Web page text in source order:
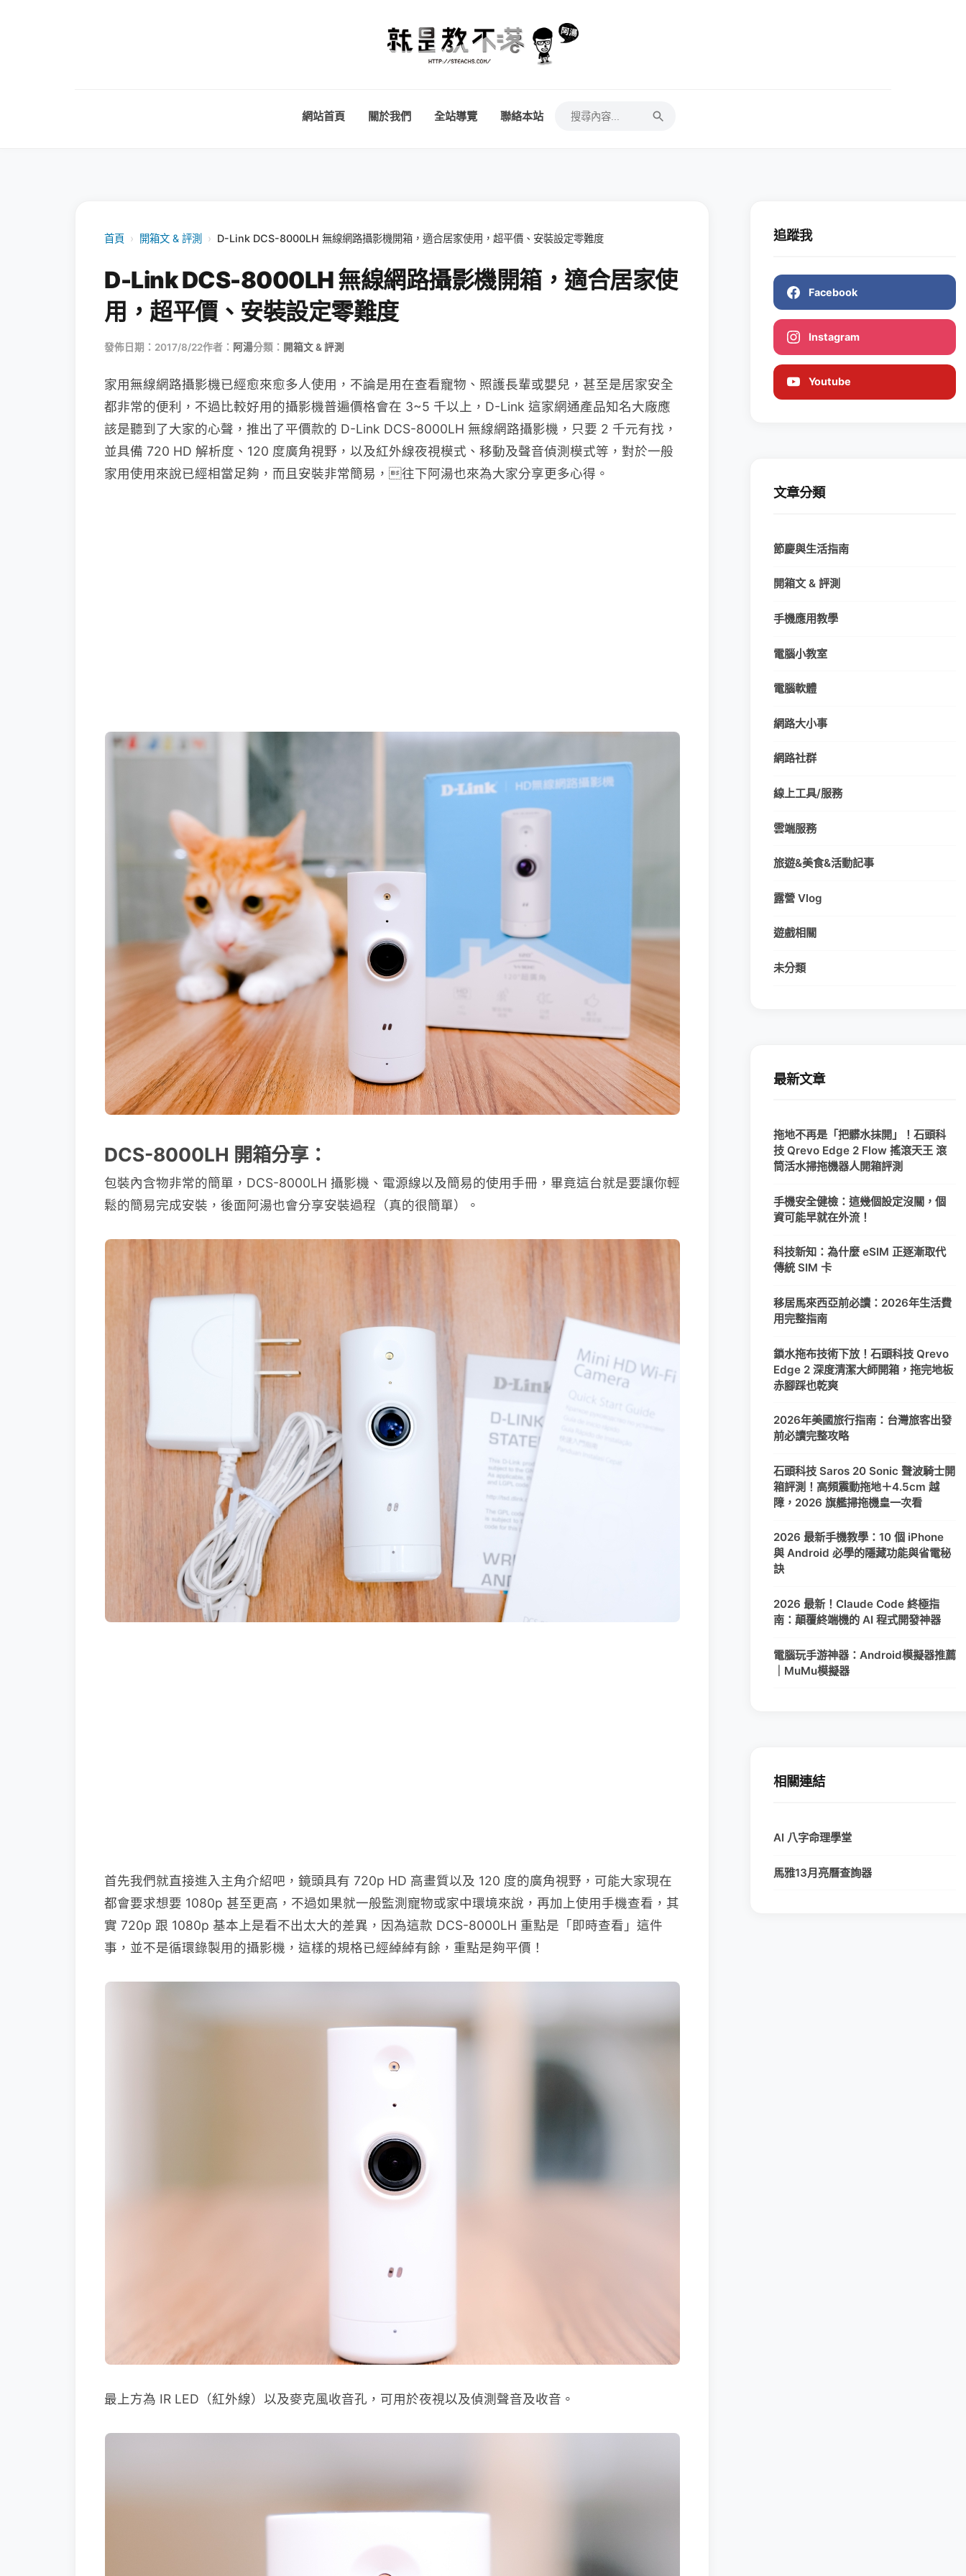
網站首頁 關於我們 全站導覽 聯絡本站
首頁 › 開箱文 & 評測 › D-Link DCS-8000LH 無線網路攝影機開箱，適合居家使用，超平價、安裝設定零難度
D-Link DCS-8000LH 無線網路攝影機開箱，適合居家使
用，超平價、安裝設定零難度
發佈日期：2017/8/22作者： 阿湯分類： 開箱文 & 評測
家用無線網路攝影機已經愈來愈多人使用，不論是用在查看寵物、照護長輩或嬰兒，甚至是居家安全
都非常的便利，不過比較好用的攝影機普遍價格會在 3~5 千以上，D-Link 這家網通產品知名大廠應
該是聽到了大家的心聲，推出了平價款的 D-Link DCS-8000LH 無線網路攝影機，只要 2 千元有找，
並具備 720 HD 解析度、120 度廣角視野，以及紅外線夜視模式、移動及聲音偵測模式等，對於一般
家用使用來說已經相當足夠，而且安裝非常簡易，往下阿湯也來為大家分享更多心得。
DCS-8000LH 開箱分享：
包裝內含物非常的簡單，DCS-8000LH 攝影機、電源線以及簡易的使用手冊，畢竟這台就是要讓你輕
鬆的簡易完成安裝，後面阿湯也會分享安裝過程（真的很簡單）。
首先我們就直接進入主角介紹吧，鏡頭具有 720p HD 高畫質以及 120 度的廣角視野，可能大家現在
都會要求想要 1080p 甚至更高，不過如果就一般監測寵物或家中環境來說，再加上使用手機查看，其
實 720p 跟 1080p 基本上是看不出太大的差異，因為這款 DCS-8000LH 重點是「即時查看」這件
事，並不是循環錄製用的攝影機，這樣的規格已經綽綽有餘，重點是夠平價！
最上方為 IR LED（紅外線）以及麥克風收音孔，可用於夜視以及偵測聲音及收音。
追蹤我
Facebook
Instagram
Youtube
文章分類
節慶與生活指南
開箱文 & 評測
手機應用教學
電腦小教室
電腦軟體
網路大小事
網路社群
線上工具/服務
雲端服務
旅遊&美食&活動記事
露營 Vlog
遊戲相關
未分類
最新文章
拖地不再是「把髒水抹開」！石頭科
技 Qrevo Edge 2 Flow 搖滾天王 滾
筒活水掃拖機器人開箱評測
手機安全健檢：這幾個設定沒關，個
資可能早就在外流！
科技新知：為什麼 eSIM 正逐漸取代
傳統 SIM 卡
移居馬來西亞前必讀：2026年生活費
用完整指南
鎖水拖布技術下放！石頭科技 Qrevo
Edge 2 深度清潔大師開箱，拖完地板
赤腳踩也乾爽
2026年美國旅行指南：台灣旅客出發
前必讀完整攻略
石頭科技 Saros 20 Sonic 聲波騎士開
箱評測！高頻震動拖地＋4.5cm 越
障，2026 旗艦掃拖機皇一次看
2026 最新手機教學：10 個 iPhone
與 Android 必學的隱藏功能與省電秘
訣
2026 最新！Claude Code 終極指
南：顛覆終端機的 AI 程式開發神器
電腦玩手游神器：Android模擬器推薦
｜MuMu模擬器
相關連結
AI 八字命理學堂
馬雅13月亮曆查詢器